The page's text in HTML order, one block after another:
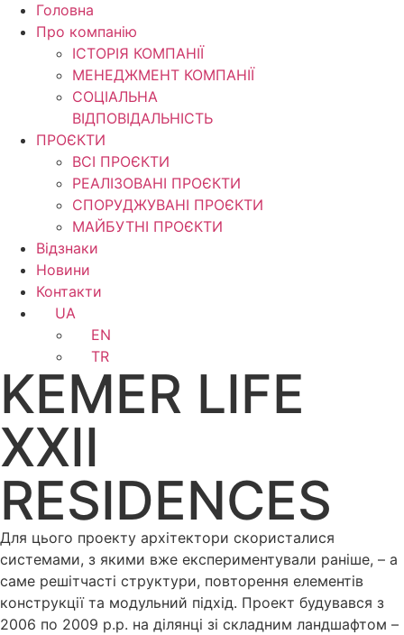
Головна
Про компанію
ІСТОРІЯ КОМПАНІЇ
МЕНЕДЖМЕНТ КОМПАНІЇ
CОЦІАЛЬНА
ВІДПОВІДАЛЬНІСТЬ
ПРОЄКТИ
ВСІ ПРОЄКТИ
РЕАЛІЗОВАНІ ПРОЄКТИ
СПОРУДЖУВАНІ ПРОЄКТИ
МАЙБУТНІ ПРОЄКТИ
Відзнаки
Новини
Контакти
UA
EN
TR
KEMER LIFE
XXII
RESIDENCES
Для цього проекту архітектори скористалися
системами, з якими вже експериментували раніше, – а
саме решітчасті структури, повторення елементів
конструкції та модульний підхід. Проект будувався з
2006 по 2009 р.р. на ділянці зі складним ландшафтом –